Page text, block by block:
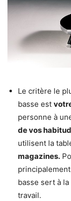
Le critère le
basse est
personne à
de vos
utilisent la
magazines.
basse sert à
travail.